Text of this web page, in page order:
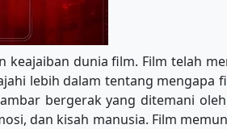
keajaiban dunia film. Film telah
lebih dalam tentang mengapa
bergerak yang ditemani
dan kisah manusia. Film